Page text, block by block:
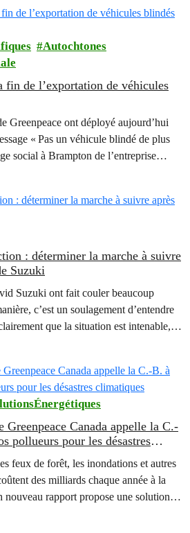
Autochtones
fin de l’exportation de véhicules
Greenpeace ont déployé aujourd’hui
« Pas un véhicule blindé de plus
social à Brampton de l’entreprise
: déterminer la marche à suivre
Suzuki
Suzuki ont fait couler beaucoup
c’est un soulagement d’entendre
que la situation est intenable, et
ne sont pas en mesure de s’attaquer à
Greenpeace Canada appelle la C.-
pollueurs pour les désastres
feux de forêt, les inondations et autres
des milliards chaque année à la
rapport propose une solution